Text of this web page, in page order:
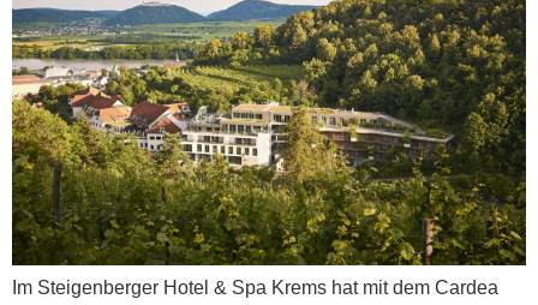
Im Steigenberger Hotel & Spa Krems hat mit dem Cardea